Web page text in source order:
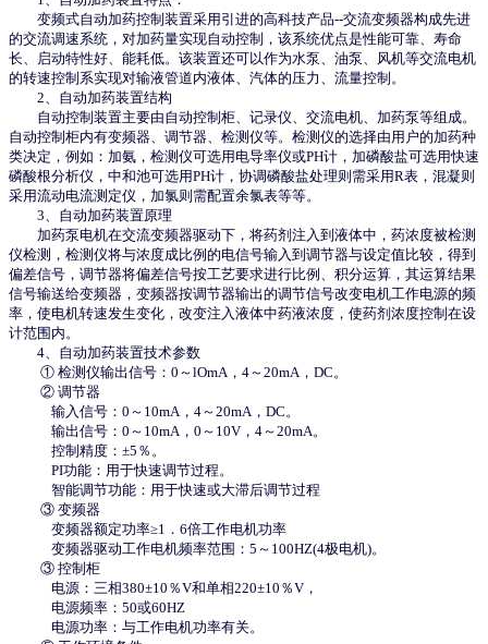
变频式自动加药控制装置采用引进的高科技产品--交流变频器构成先进
的交流调速系统，对加药量实现自动控制，该系统优点是性能可靠、寿命
长、启动特性好、能耗低。该装置还可以作为水泵、油泵、风机等交流电机
的转速控制系实现对输液管道内液体、汽体的压力、流量控制。
2、自动加药装置结构
自动控制装置主要由自动控制柜、记录仪、交流电机、加药泵等组成。
自动控制柜内有变频器、调节器、检测仪等。检测仪的选择由用户的加药种
类决定，例如：加氨，检测仪可选用电导率仪或PH计，加磷酸盐可选用快速
磷酸根分析仪，中和池可选用PH计，协调磷酸盐处理则需采用R表，混凝则
采用流动电流测定仪，加氯则需配置余氯表等等。
3、自动加药装置原理
加药泵电机在交流变频器驱动下，将药剂注入到液体中，药浓度被检测
仪检测，检测仪将与浓度成比例的电信号输入到调节器与设定值比较，得到
偏差信号，调节器将偏差信号按工艺要求进行比例、积分运算，其运算结果
信号输送给变频器，变频器按调节器输出的调节信号改变电机工作电源的频
率，使电机转速发生变化，改变注入液体中药液浓度，使药剂浓度控制在设
计范围内。
4、自动加药装置技术参数
① 检测仪输出信号：0～lOmA，4～20mA，DC。
② 调节器
输入信号：0～10mA，4～20mA，DC。
输出信号：0～10mA，0～10V，4～20mA。
控制精度：±5％。
PI功能：用于快速调节过程。
智能调节功能：用于快速或大滞后调节过程
③ 变频器
变频器额定功率≥1．6倍工作电机功率
变频器驱动工作电机频率范围：5～100HZ(4极电机)。
③ 控制柜
电源：三相380±10％V和单相220±10％V，
电源频率：50或60HZ
电源功率：与工作电机功率有关。